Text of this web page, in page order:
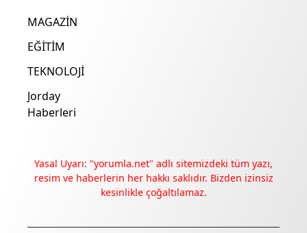
Deneyimini iyileştirmek ve içeriğimizi geliştirmek için çerezler
MAGAZİN
EĞİTİM
TEKNOLOJİ
Jorday
Haberleri
Yasal Uyarı: "yorumla.net" adlı sitemizdeki tüm yazı,
resim ve haberlerin her hakkı saklıdır. Bizden izinsiz
kesinlikle çoğaltılamaz.